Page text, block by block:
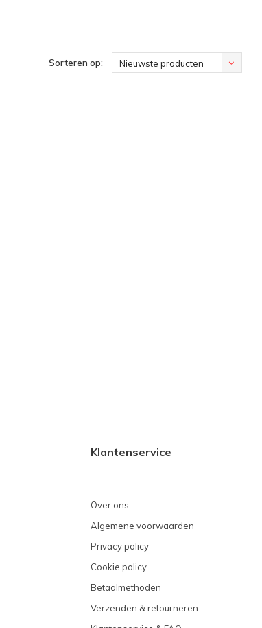
Sorteren op: Nieuwste producten
Klantenservice
Over ons
Algemene voorwaarden
Privacy policy
Cookie policy
Betaalmethoden
Verzenden & retourneren